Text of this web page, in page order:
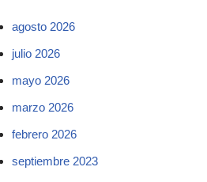
agosto 2026
julio 2026
mayo 2026
marzo 2026
febrero 2026
septiembre 2023